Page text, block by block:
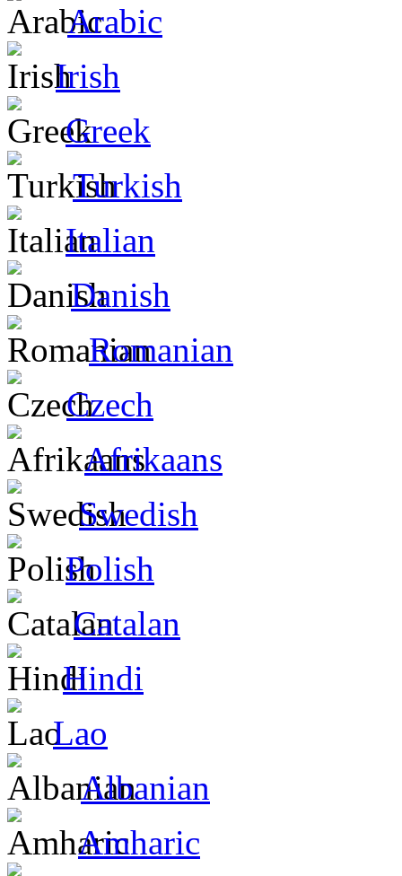
Arabic
Irish
Greek
Turkish
Italian
Danish
Romanian
Czech
Afrikaans
Swedish
Polish
Catalan
Hindi
Lao
Albanian
Amharic